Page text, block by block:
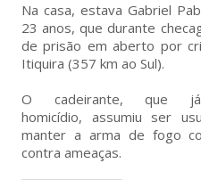
Na casa, estava Gabriel
23 anos, que durante
de prisão em aberto por
Itiquira (357 km ao Sul).
O cadeirante, que
homicídio, assumiu ser
manter a arma de fogo
contra ameaças.